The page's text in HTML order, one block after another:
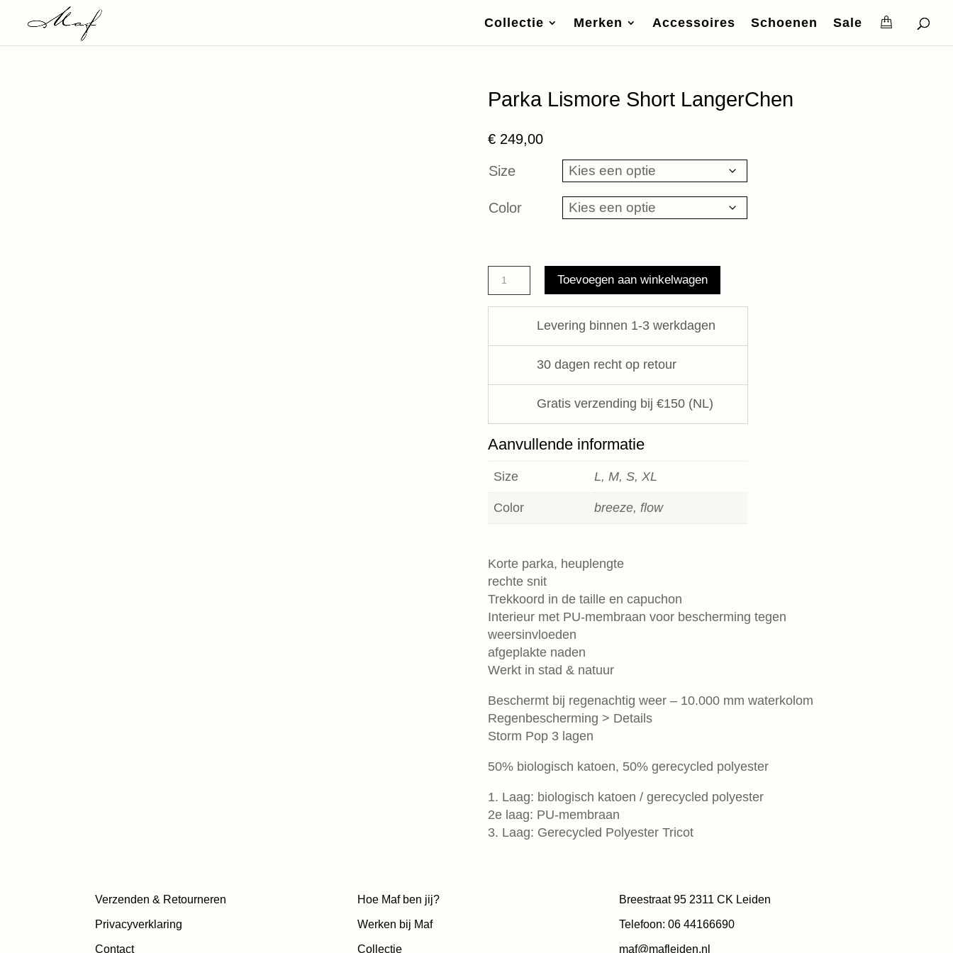
Collectie Merken Accessoires Schoenen Sale
Parka Lismore Short LangerChen
€ 249,00
Size
Color
Parka
Lismore
Short
LangerChen
aantal
Toevoegen aan winkelwagen
Levering binnen 1-3 werkdagen
30 dagen recht op retour
Gratis verzending bij €150 (NL)
Aanvullende informatie
Size L, M, S, XL
Color breeze, flow
Korte parka, heuplengte
rechte snit
Trekkoord in de taille en capuchon
Interieur met PU-membraan voor bescherming tegen
weersinvloeden
afgeplakte naden
Werkt in stad & natuur
Beschermt bij regenachtig weer – 10.000 mm waterkolom
Regenbescherming > Details
Storm Pop 3 lagen
50% biologisch katoen, 50% gerecycled polyester
1. Laag: biologisch katoen / gerecycled polyester
2e laag: PU-membraan
3. Laag: Gerecycled Polyester Tricot
Verzenden & Retourneren
Privacyverklaring
Contact
Hoe Maf ben jij?
Werken bij Maf
Collectie
Breestraat 95 2311 CK Leiden
Telefoon: 06 44166690
maf@mafleiden.nl